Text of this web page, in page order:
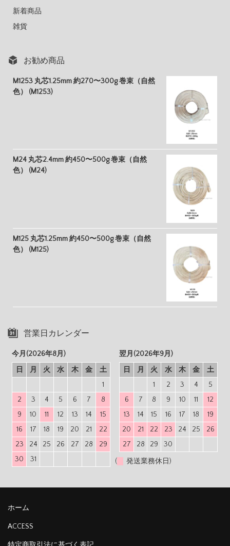
新着商品
雑貨
お勧め商品
M1253 丸芯1.25mm 約270〜300g 巻束（自然
色） (M1253)
M24 丸芯2.4mm 約450〜500g 巻束（自然
色） (M24)
M125 丸芯1.25mm 約450〜500g 巻束（自然
色） (M125)
営業日カレンダー
今月(2026年8月)
日
月 火 水 木 金
土
1
2
3 4 5 6 7
8
9
10 11 12 13 14
15
16
17 18 19 20 21
22
23
24 25 26 27 28
29
30
31
翌月(2026年9月)
日
月 火 水 木 金
土
1
2 3 4
5
6
7 8 9 10 11
12
13
14 15 16 17 18
19
20
21 22 23 24 25
26
27
28 29 30
( 発送業務休日)
ホーム
ACCESS